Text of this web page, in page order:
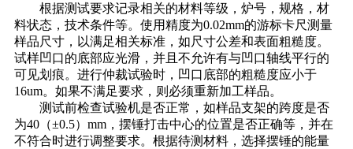
根据测试要求记录相关的材料等级，炉号，规格，材
料状态，技术条件等。使用精度为0.02mm的游标卡尺测量
样品尺寸，以满足相关标准，如尺寸公差和表面粗糙度。
试样凹口的底部应光滑，并且不允许有与凹口轴线平行的
可见划痕。进行仲裁试验时，凹口底部的粗糙度应小于
16um。如果不满足要求，则必须重新加工样品。
测试前检查试验机是否正常，如样品支架的跨度是否
为40（±0.5）mm，摆锤打击中心的位置是否正确等，并在
不符合时进行调整要求。根据待测材料，选择摆锤的能量